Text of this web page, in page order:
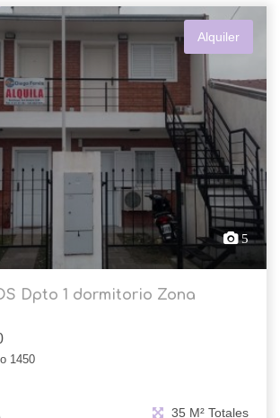
Alquiler
5
Dpto 1 dormitorio Zona
1450
35 M² Totales